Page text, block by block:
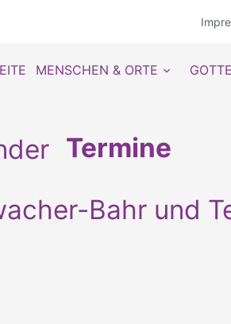
MENSCHEN & ORTE
Termine
Bahr und